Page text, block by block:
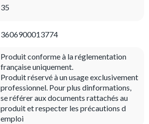
35
3606900013774
Produit conforme à la réglementation
française uniquement.
Produit réservé à un usage exclusivement
professionnel. Pour plus dinformations,
se référer aux documents rattachés au
produit et respecter les précautions d
emploi